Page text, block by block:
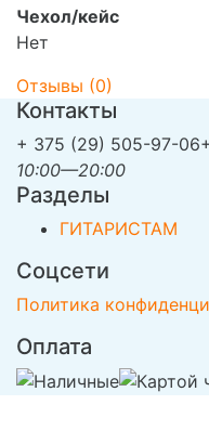
Чехол/кейс
Нет
Отзывы (0)
Контакты
+ 375 (29) 505-97-06
10:00—20:00
Разделы
ГИТАРИСТАМ
Соцсети
Политика
Оплата